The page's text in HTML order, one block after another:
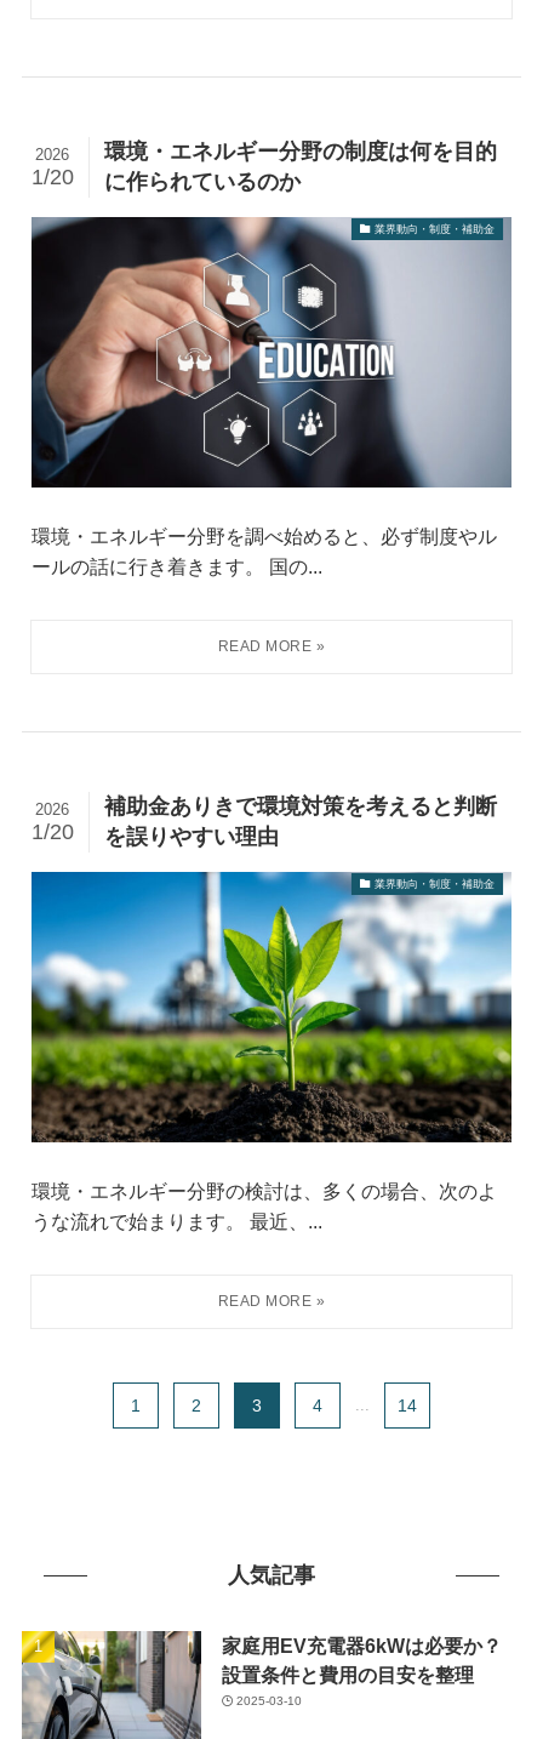
環境・エネルギー分野の制度は何を目的
に作られているのか
2026
1/20
業界動向・制度・補助金
環境・エネルギー分野を調べ始めると、必ず制度やル
ールの話に行き着きます。 国の...
補助金ありきで環境対策を考えると判断
を誤りやすい理由
2026
1/20
業界動向・制度・補助金
環境・エネルギー分野の検討は、多くの場合、次のよ
うな流れで始まります。 最近、...
1 2 3 4 ... 14
人気記事
家庭用EV充電器6kWは必要か？
設置条件と費用の目安を整理
2025-03-10